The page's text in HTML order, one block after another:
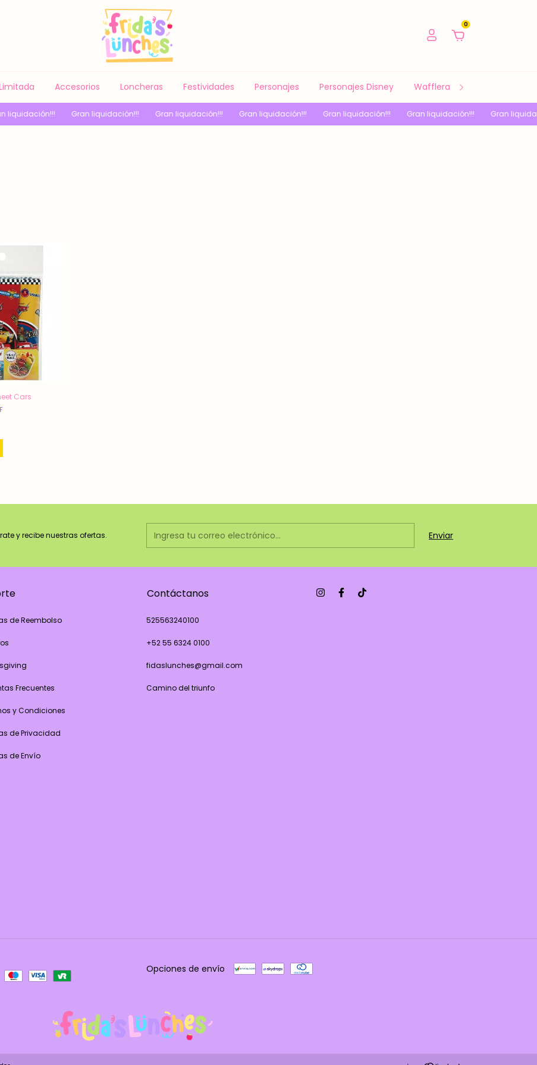
0
Accesorios Loncheras Festividades Personajes Personajes Disney Waffleras y Sandwicheras
Gran liquidación!!! Gran liquidación!!! Gran liquidación!!! Gran liquidación!!! Gran liquidación!!! Gran
Cars
y recibe nuestras ofertas.
de Reembolso
Frecuentes
y Condiciones
de Privacidad
de Envío
Contáctanos
525563240100
+52 55 6324 0100
fidaslunches@gmail.com
Camino del triunfo
Opciones de envío